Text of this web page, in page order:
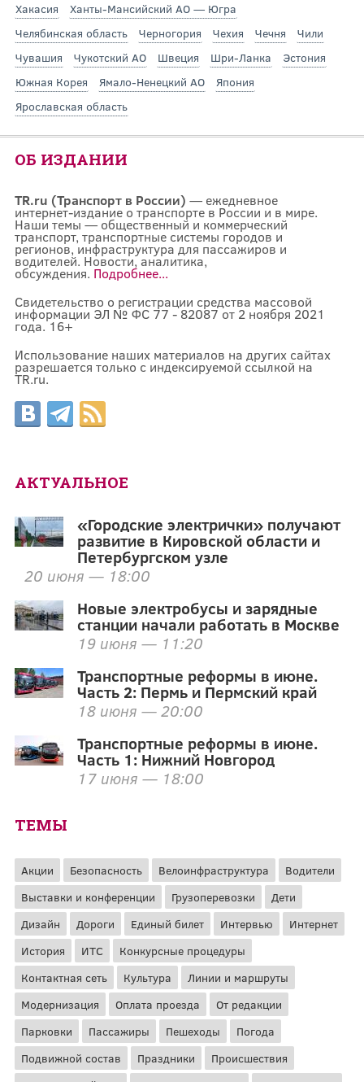
Хакасия
Ханты-Мансийский АО — Югра
Челябинская область
Черногория Чехия Чечня
Чили
Чувашия
Чукотский АО Швеция Шри-Ланка
Эстония
Южная Корея
Ямало-Ненецкий АО
Япония
Ярославская область
ОБ ИЗДАНИИ
TR.ru (Транспорт в России) — ежедневное
интернет-издание о транспорте в России и в мире.
Наши темы — общественный и коммерческий
транспорт, транспортные системы городов и
регионов, инфраструктура для пассажиров и
водителей. Новости, аналитика,
обсуждения. Подробнее...
Свидетельство о регистрации средства массовой
информации ЭЛ № ФС 77 - 82087 от 2 ноября 2021
года. 16+
Использование наших материалов на других сайтах
разрешается только с индексируемой ссылкой на
TR.ru.
АКТУАЛЬНОЕ
«Городские электрички» получают
развитие в Кировской области и
Петербургском узле
20 июня — 18:00
Новые электробусы и зарядные
станции начали работать в Москве
19 июня — 11:20
Транспортные реформы в июне.
Часть 2: Пермь и Пермский край
18 июня — 20:00
Транспортные реформы в июне.
Часть 1: Нижний Новгород
17 июня — 18:00
ТЕМЫ
Акции Безопасность Велоинфраструктура
Водители
Выставки и конференции
Грузоперевозки
Дети
Дизайн
Дороги Единый билет Интервью
Интернет
История
ИТС
Конкурсные процедуры
Контактная сеть
Культура
Линии и маршруты
Модернизация
Оплата проезда
От редакции
Парковки
Пассажиры Пешеходы
Погода
Подвижной состав
Праздники
Происшествия